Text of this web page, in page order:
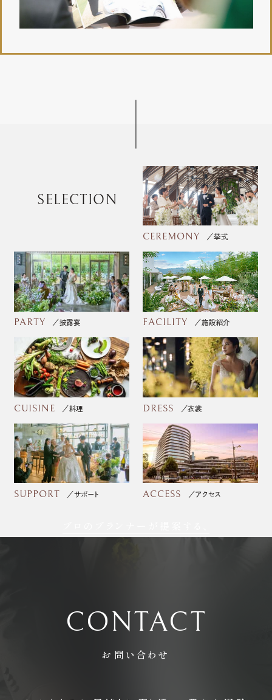
SELECTION
CEREMONY 挙式
PARTY 披露宴 FACILITY 施設紹介
CUISINE 料理 DRESS 衣裳
SUPPORT サポート ACCESS アクセス
CONTACT
お問い合わせ